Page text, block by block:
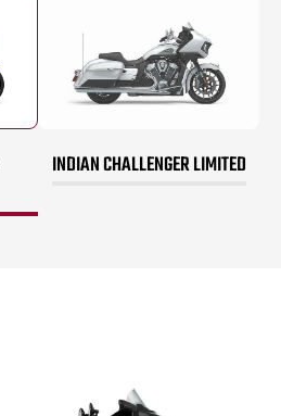
INDIAN CHALLENGER LIMITED